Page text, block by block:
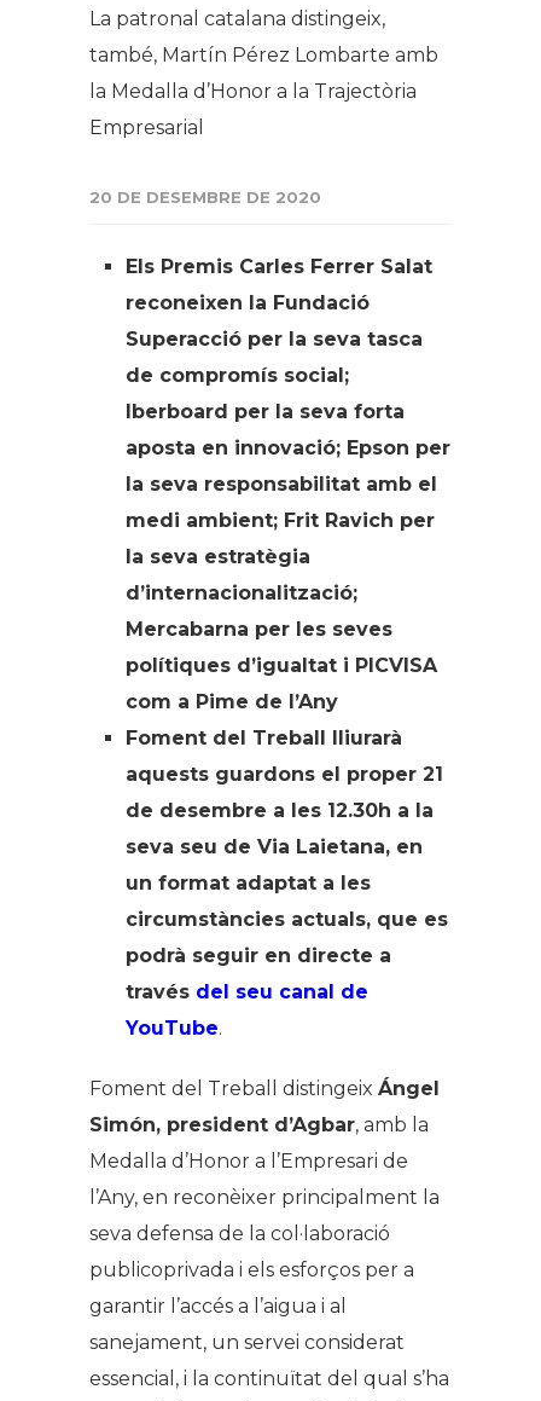
La patronal catalana distingeix,
també, Martín Pérez Lombarte amb
la Medalla d’Honor a la Trajectòria
Empresarial
20 DE DESEMBRE DE 2020
Els Premis Carles Ferrer Salat
reconeixen la Fundació
Superacció per la seva tasca
de compromís social;
Iberboard per la seva forta
aposta en innovació; Epson per
la seva responsabilitat amb el
medi ambient; Frit Ravich per
la seva estratègia
d’internacionalització;
Mercabarna per les seves
polítiques d’igualtat i PICVISA
com a Pime de l’Any
Foment del Treball lliurarà
aquests guardons el proper 21
de desembre a les 12.30h a la
seva seu de Via Laietana, en
un format adaptat a les
circumstàncies actuals, que es
podrà seguir en directe a
través del seu canal de
YouTube.
Foment del Treball distingeix Ángel
Simón, president d’Agbar, amb la
Medalla d’Honor a l’Empresari de
l’Any, en reconèixer principalment la
seva defensa de la col·laboració
publicoprivada i els esforços per a
garantir l’accés a l’aigua i al
sanejament, un servei considerat
essencial, i la continuïtat del qual s’ha